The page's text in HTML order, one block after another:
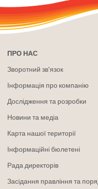
ПРО НАС
Зворотний зв'язок
Інформація про компанію
Дослідження та розробки
Новини та медіа
Карта нашої території
Інформаційні бюлетені
Рада директорів
Засідання правління та